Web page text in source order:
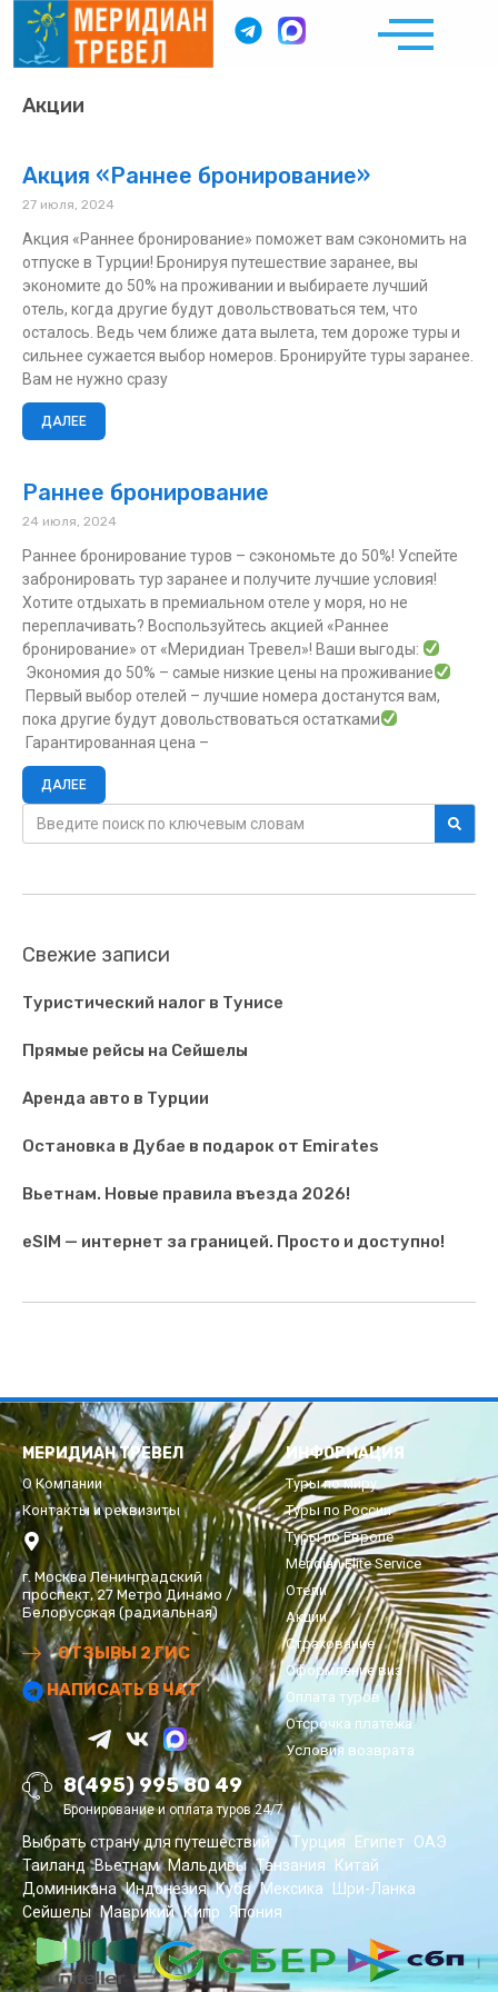
Акции
Акция «Раннее бронирование»
27 июля, 2024
Акция «Раннее бронирование» поможет вам сэкономить на
отпуске в Турции! Бронируя путешествие заранее, вы
экономите до 50% на проживании и выбираете лучший
отель, когда другие будут довольствоваться тем, что
осталось. Ведь чем ближе дата вылета, тем дороже туры и
сильнее сужается выбор номеров. Бронируйте туры заранее.
Вам не нужно сразу
ДАЛЕЕ
Раннее бронирование
24 июля, 2024
Раннее бронирование туров – сэкономьте до 50%! Успейте
забронировать тур заранее и получите лучшие условия!
Хотите отдыхать в премиальном отеле у моря, но не
переплачивать? Воспользуйтесь акцией «Раннее
бронирование» от «Меридиан Тревел»! Ваши выгоды:
Экономия до 50% – самые низкие цены на проживание
Первый выбор отелей – лучшие номера достанутся вам,
пока другие будут довольствоваться остатками
Гарантированная цена –
ДАЛЕЕ
Свежие записи
Туристический налог в Тунисе
Прямые рейсы на Сейшелы
Аренда авто в Турции
Остановка в Дубае в подарок от Emirates
Вьетнам. Новые правила въезда 2026!
eSIM — интернет за границей. Просто и доступно!
МЕРИДИАН ТРЕВЕЛ
О Компании
Контакты и реквизиты
г. Москва Ленинградский
проспект, 27 Метро Динамо /
Белорусская (радиальная)
ОТЗЫВЫ 2 ГИС
НАПИСАТЬ В ЧАТ
ИНФОРМАЦИЯ
Туры по миру
Туры по России
Туры по Европе
Meridian Elite Service
Отели
Акции
Страхование
Оформление виз
Оплата туров
Отсрочка платежа
Условия возврата
8(495) 995 80 49
Бронирование и оплата туров 24/7
Выбрать страну для путешествий: Турция Египет ОАЭ
Таиланд Вьетнам Мальдивы Танзания
Китай
Доминикана Индонезия Куба Мексика
Шри-Ланка
Сейшелы
Маврикий Кипр Япония